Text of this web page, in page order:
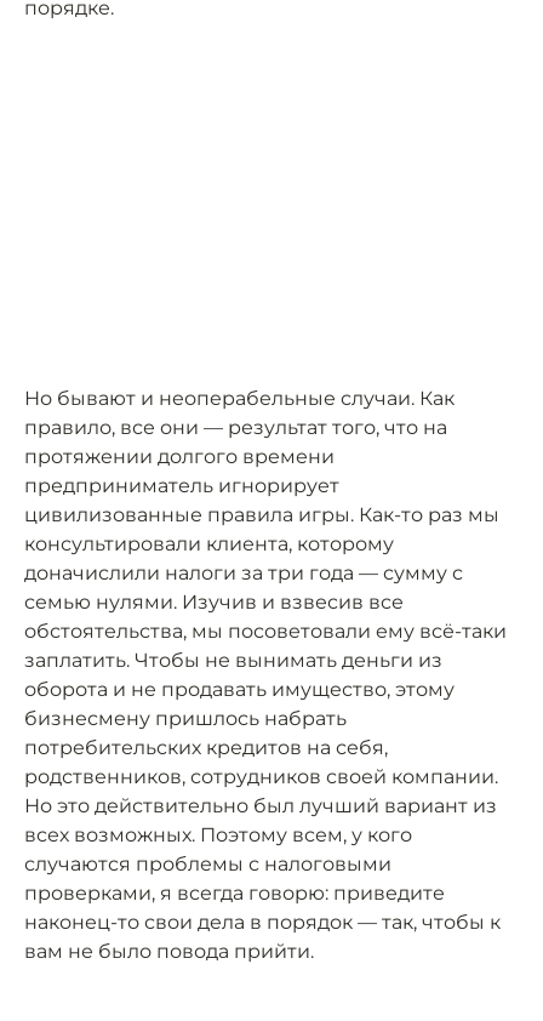
порядке.
Но бывают и неоперабельные случаи. Как
правило, все они — результат того, что на
протяжении долгого времени
предприниматель игнорирует
цивилизованные правила игры. Как-то раз мы
консультировали клиента, которому
доначислили налоги за три года — сумму с
семью нулями. Изучив и взвесив все
обстоятельства, мы посоветовали ему всё-таки
заплатить. Чтобы не вынимать деньги из
оборота и не продавать имущество, этому
бизнесмену пришлось набрать
потребительских кредитов на себя,
родственников, сотрудников своей компании.
Но это действительно был лучший вариант из
всех возможных. Поэтому всем, у кого
случаются проблемы с налоговыми
проверками, я всегда говорю: приведите
наконец-то свои дела в порядок — так, чтобы к
вам не было повода прийти.